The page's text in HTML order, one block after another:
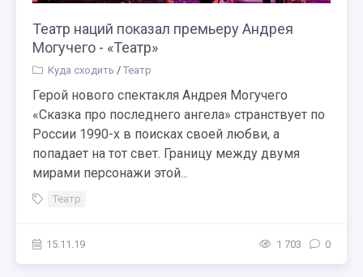
Театр наций показал премьеру Андрея
Могучего - «Театр»
Куда сходить / Театр
Герой нового спектакля Андрея Могучего
«Сказка про последнего ангела» странствует по
России 1990-х в поисках своей любви, а
попадает на тот свет. Границу между двумя
мирами персонажи этой...
Театр
15.11.19 1 703 0